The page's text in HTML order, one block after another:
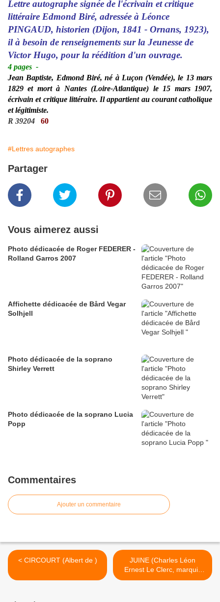
Lettre autographe signée de l'écrivain et critique
littéraire Edmond Biré, adressée à Léonce
PINGAUD, historien (Dijon, 1841 - Ornans, 1923),
il à besoin de renseignements sur la Jeunesse de
Victor Hugo, pour la réédition d'un ouvrage.
4 pages -
Jean Baptiste, Edmond Biré, né à Luçon (Vendée), le 13 mars
1829 et mort à Nantes (Loire-Atlantique) le 15 mars 1907,
écrivain et critique littéraire. Il appartient au courant catholique
et légitimiste.
R 39204
60
#Lettres autographes
Partager
Vous aimerez aussi
Photo dédicacée de Roger FEDERER -
Rolland Garros 2007
Affichette dédicacée de Bård Vegar
Solhjell
Photo dédicacée de la soprano
Shirley Verrett
Photo dédicacée de la soprano Lucia
Popp
Commentaires
Ajouter un commentaire
< CIRCOURT (Albert de )
JUINE (Charles Léon
Ernest Le Clerc, marquis
de) >